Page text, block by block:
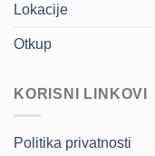
Lokacije
Otkup
KORISNI LINKOVI
Politika privatnosti